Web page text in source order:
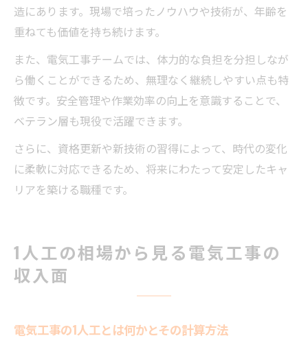
造にあります。現場で培ったノウハウや技術が、年齢を
重ねても価値を持ち続けます。
また、電気工事チームでは、体力的な負担を分担しなが
ら働くことができるため、無理なく継続しやすい点も特
徴です。安全管理や作業効率の向上を意識することで、
ベテラン層も現役で活躍できます。
さらに、資格更新や新技術の習得によって、時代の変化
に柔軟に対応できるため、将来にわたって安定したキャ
リアを築ける職種です。
1人工の相場から見る電気工事の
収入面
電気工事の1人工とは何かとその計算方法